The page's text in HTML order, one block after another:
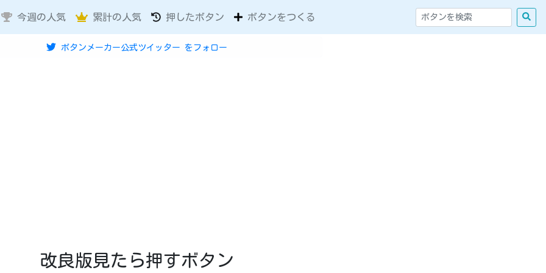
今週の人気 累計の人気 押したボタン ボタンをつくる
ボタンメーカー公式ツイッター をフォロー
改良版見たら押すボタン